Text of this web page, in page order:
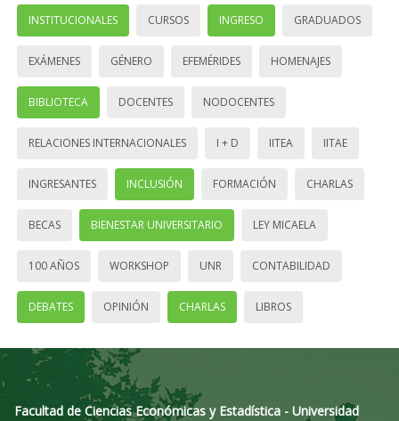
INSTITUCIONALES CURSOS INGRESO GRADUADOS
EXÁMENES GÉNERO EFEMÉRIDES HOMENAJES
BIBLIOTECA DOCENTES NODOCENTES
RELACIONES INTERNACIONALES I + D IITEA IITAE
INGRESANTES INCLUSIÓN FORMACIÓN CHARLAS
BECAS BIENESTAR UNIVERSITARIO LEY MICAELA
100 AÑOS WORKSHOP UNR CONTABILIDAD
DEBATES OPINIÓN CHARLAS LIBROS
Facultad de Ciencias Económicas y Estadística - Universidad